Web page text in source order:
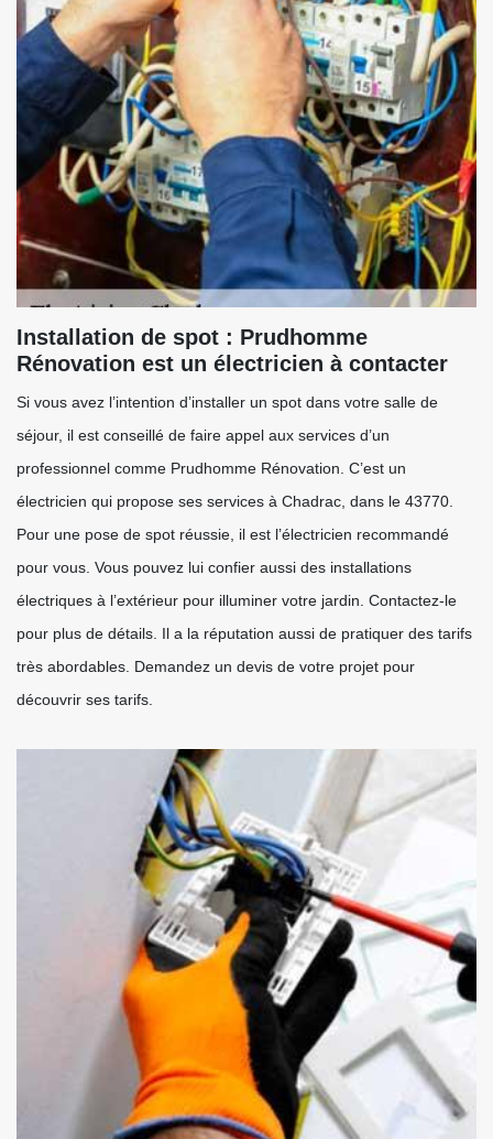
Installation de spot : Prudhomme
Rénovation est un électricien à contacter
Si vous avez l’intention d’installer un spot dans votre salle de
séjour, il est conseillé de faire appel aux services d’un
professionnel comme Prudhomme Rénovation. C’est un
électricien qui propose ses services à Chadrac, dans le 43770.
Pour une pose de spot réussie, il est l’électricien recommandé
pour vous. Vous pouvez lui confier aussi des installations
électriques à l’extérieur pour illuminer votre jardin. Contactez-le
pour plus de détails. Il a la réputation aussi de pratiquer des tarifs
très abordables. Demandez un devis de votre projet pour
découvrir ses tarifs.